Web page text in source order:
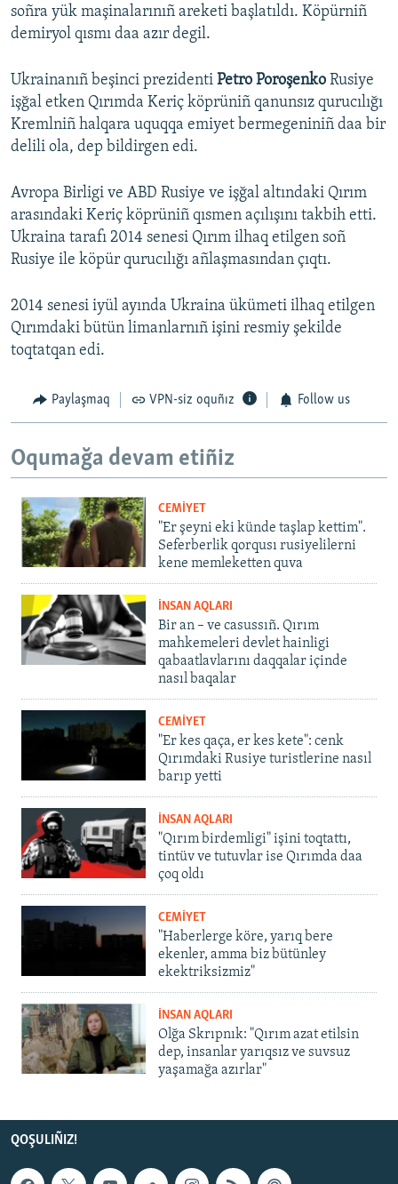
soñra yük maşinalarınıñ areketi başlatıldı. Köpürniñ
demiryol qısmı daa azır degil.
Ukrainanıñ beşinci prezidenti Petro Poroşenko Rusiye
işğal etken Qırımda Keriç köprüniñ qanunsız qurucılığı
Kremlniñ halqara uquqqa emiyet bermegeniniñ daa bir
delili ola, dep bildirgen edi.
Avropa Birligi ve ABD Rusiye ve işğal altındaki Qırım
arasındaki Keriç köprüniñ qısmen açılışını takbih etti.
Ukraina tarafı 2014 senesi Qırım ilhaq etilgen soñ
Rusiye ile köpür qurucılığı añlaşmasından çıqtı.
2014 senesi iyül ayında Ukraina ükümeti ilhaq etilgen
Qırımdaki bütün limanlarnıñ işini resmiy şekilde
toqtatqan edi.
Paylaşmaq VPN-siz oquñız Follow us
Oqumağa devam etiñiz
CEMİYET
"Er şeyni eki künde taşlap kettim".
Seferberlik qorqusı rusiyelilerni
kene memleketten quva
İNSAN AQLARI
Bir an – ve casussıñ. Qırım
mahkemeleri devlet hainligi
qabaatlavlarını daqqalar içinde
nasıl baqalar
CEMİYET
"Er kes qaça, er kes kete": cenk
Qırımdaki Rusiye turistlerine nasıl
barıp yetti
İNSAN AQLARI
"Qırım birdemligi" işini toqtattı,
tintüv ve tutuvlar ise Qırımda daa
çoq oldı
CEMİYET
"Haberlerge köre, yarıq bere
ekenler, amma biz bütünley
ekektriksizmiz"
İNSAN AQLARI
Olğa Skrıpnık: "Qırım azat etilsin
dep, insanlar yarıqsız ve suvsuz
yaşamağa azırlar"
QOŞULIÑIZ!